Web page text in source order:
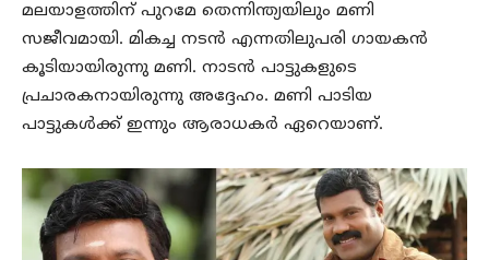
മലയാളത്തിന് പുറമേ തെന്നിന്ത്യയിലും മണി
സജീവമായി. മികച്ച നടന്‍ എന്നതിലുപരി ഗായകന്‍
കൂടിയായിരുന്നു മണി. നാടന്‍ പാട്ടുകളുടെ
പ്രചാരകനായിരുന്നു അദ്ദേഹം. മണി പാടിയ
പാട്ടുകള്‍ക്ക് ഇന്നും ആരാധകര്‍ ഏറെയാണ്.